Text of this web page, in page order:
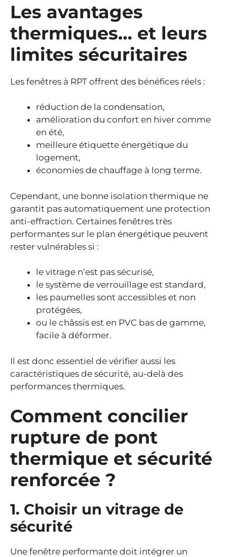
Les avantages
thermiques… et leurs
limites sécuritaires
Les fenêtres à RPT offrent des bénéfices réels :
réduction de la condensation,
amélioration du confort en hiver comme
en été,
meilleure étiquette énergétique du
logement,
économies de chauffage à long terme.
Cependant, une bonne isolation thermique ne
garantit pas automatiquement une protection
anti-effraction. Certaines fenêtres très
performantes sur le plan énergétique peuvent
rester vulnérables si :
le vitrage n’est pas sécurisé,
le système de verrouillage est standard,
les paumelles sont accessibles et non
protégées,
ou le châssis est en PVC bas de gamme,
facile à déformer.
Il est donc essentiel de vérifier aussi les
caractéristiques de sécurité, au-delà des
performances thermiques.
Comment concilier
rupture de pont
thermique et sécurité
renforcée ?
1. Choisir un vitrage de
sécurité
Une fenêtre performante doit intégrer un